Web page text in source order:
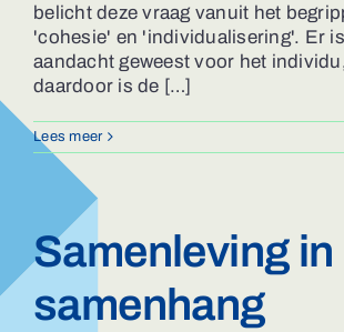
ZOEKEN
NAAR:
belicht deze vraag vanuit het
'cohesie' en 'individualisering'. Er
aandacht geweest voor het
daardoor is de […]
Lees meer
Samenleving in
samenhang